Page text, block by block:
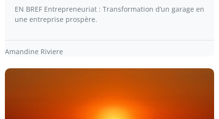
EN BREF Entrepreneuriat : Transformation d’un garage en
une entreprise prospère.
Amandine Riviere